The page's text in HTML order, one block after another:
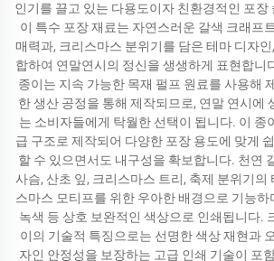
인기를 끌고 있는 다용도이자 친환경적인 포장
이 특수 포장 재료는 자연스러운 갈색 크래프
매력과, 크리스마스 분위기를 담은 테마 디자
합하여 연말연시의 정신을 생생하게 표현합니
종이는 지속 가능한 목재 펄프 원료를 사용해
한 생산 공정을 통해 제작되므로, 연말 연시에
는 소비자들에게 탁월한 선택이 됩니다. 이 종
급 구조로 제작되어 다양한 포장 용도에 맞게
할 수 있으면서도 내구성을 확보합니다. 천연
사슴, 산초 잎, 크리스마스 트리, 축제 분위기의
스마스 모티프를 위한 우아한 배경으로 기능하
녹색 등 상호 보완적인 색상으로 인쇄됩니다.
이의 기술적 특징으로는 선명한 색상 재현과
자인 안정성을 보장하는 고급 인쇄 기술이 포